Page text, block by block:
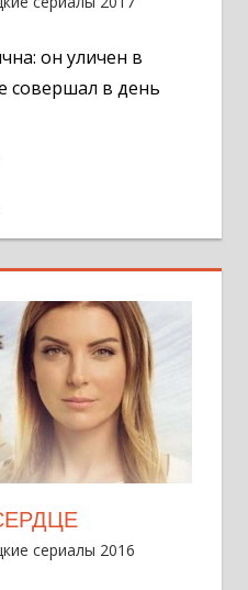
он уличен в
совершал в день
сериалы 2016